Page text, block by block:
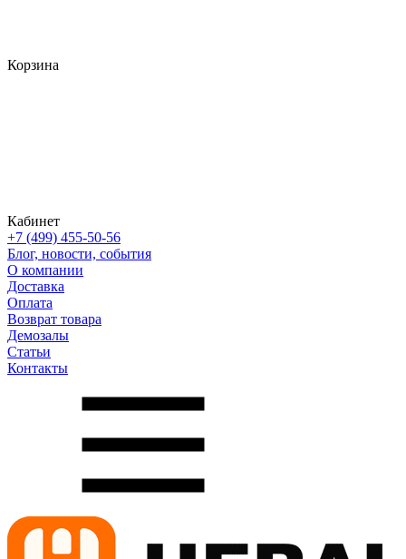
Корзина
Кабинет
+7 (499) 455-50-56
Блог, новости, события
О компании
Доставка
Оплата
Возврат товара
Демозалы
Статьи
Контакты